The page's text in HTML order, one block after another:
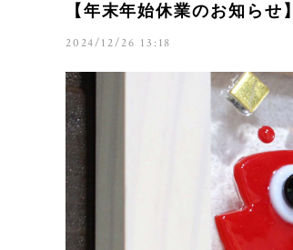
【年末年始休業のお知らせ】
2024/12/26 13:18